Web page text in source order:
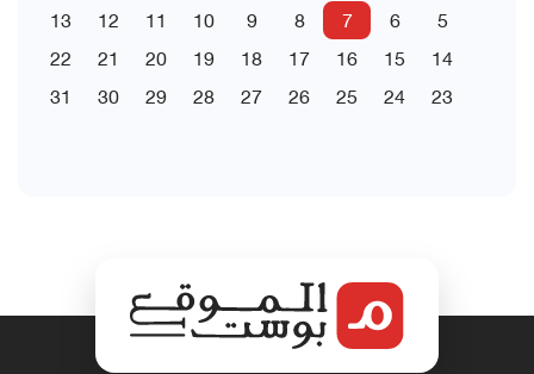
5
6
7
8
9
10
11
12
13
14
15
16
17
18
19
20
21
22
23
24
25
26
27
28
29
30
31